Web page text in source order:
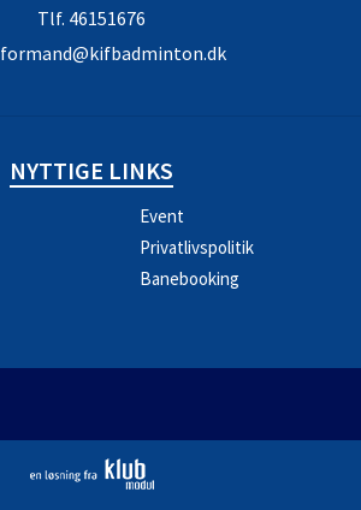
Tlf. 46151676
formand@kifbadminton.dk
NYTTIGE LINKS
Event
Privatlivspolitik
Banebooking